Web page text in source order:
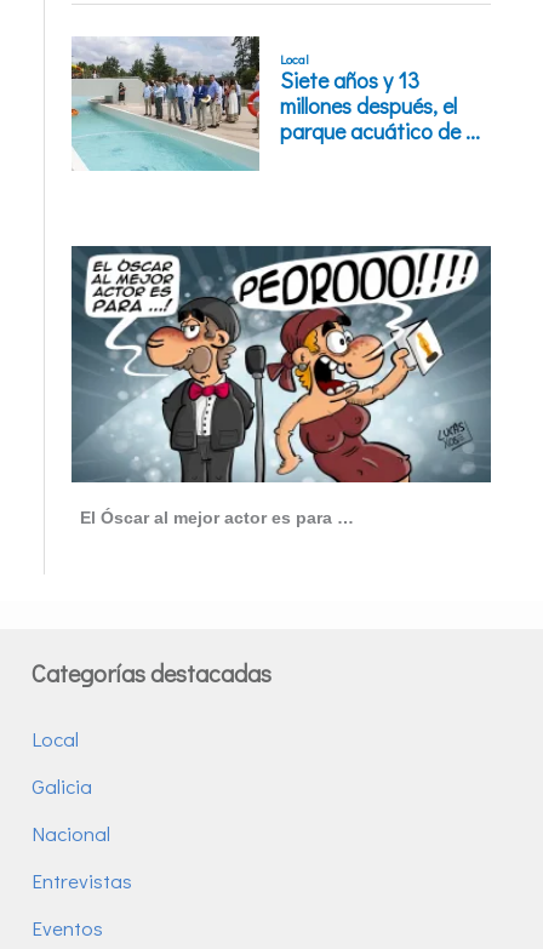
El Óscar al mejor actor es para …
Categorías destacadas
Local
Galicia
Nacional
Entrevistas
Eventos